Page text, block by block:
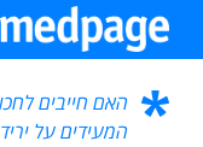
האם חייבים
המעידים על